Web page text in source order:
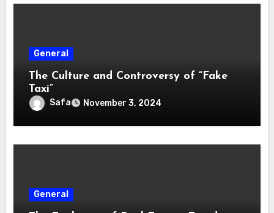
General
The Culture and Controversy of “Fake
Taxi”
Safa November 3, 2024
General